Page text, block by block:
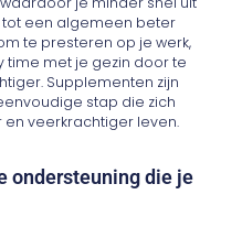
tot een algemeen beter
te presteren op je werk,
met je gezin door te
Supplementen zijn
stap die zich
veerkrachtiger leven.
ondersteuning die je